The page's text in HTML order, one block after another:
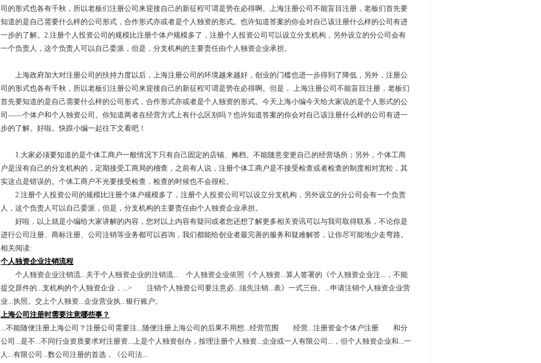
司的形式也各有千秋，所以老板们注册公司来迎接自己的新征程可谓是势在必得啊。上海注册公司不能盲目注册，老板们首先要
知道的是自己需要什么样的公司形式，合作形式亦或者是个人独资的形式。也许知道答案的你会对自己该注册什么样的公司有进
一步的了解。2.注册个人投资公司的规模比注册个体户规模多了，注册个人投资公司可以设立分支机构，另外设立的分公司会有
一个负责人，这个负责人可以自己委派，但是，分支机构的主要责任由个人独资企业承担。
上海政府加大对注册公司的扶持力度以后，上海注册公司的环境越来越好，创业的门槛也进一步得到了降低，另外，注册公
司的形式也各有千秋，所以老板们注册公司来迎接自己的新征程可谓是势在必得啊。但是， 上海注册公司不能盲目注册，老板们
首先要知道的是自己需要什么样的公司形式，合作形式亦或者是个人独资的形式。今天上海小编今天给大家说的是个人形式的公
司——个体户和个人独资公司。你知道两者在经营方式上有什么区别吗？也许知道答案的你会对自己该注册什么样的公司有进一
步的了解。好啦。快跟小编一起往下文看吧！
1.大家必须要知道的是个体工商户一般情况下只有自己固定的店铺、摊档。不能随意变更自己的经营场所；另外，个体工商
户是没有自己的分支机构的，定期接受工商局的稽查，之前有人说，注册个体工商户是不接受检查或者检查的制度相对宽松，其
实这点是错误的。个体工商户不光要接受检查，检查的时候也不会很松。
2.注册个人投资公司的规模比注册个体户规模多了，注册个人投资公司可以设立分支机构，另外设立的分公司会有一个负责
人，这个负责人可以自己委派，但是，分支机构的主要责任由个人独资企业承担。
好啦，以上就是小编给大家讲解的内容，您对以上内容有疑问或者您还想了解更多相关资讯可以与我司取得联系，不论你是
进行公司注册、商标注册、公司注销等业务都可以咨询，我们都能给创业者最完善的服务和疑难解答，让你尽可能地少走弯路。
相关阅读:
个人独资企业注销流程
个人独资企业注销流...关于个人独资企业的注销流... 个人独资企业依照《个人独资...算人签署的《个人独资企业注...，不能
提交原件的...支机构的个人独资企业，...> 注销个人独资公司要注意必...须先注销...表》一式三份。...申请注销个人独资企业营
业...执照。交上个人独资...企业营业执...银行账户。
上海公司注册时需要注意哪些事？
...不能随便注册上海公司？注册公司需要注...随便注册上海公司的后果不用想...经营范围 经营...注册资金个体户注册 和分
公司...是不...不同行业资质要求对注册资...上是个人独资创办，按理注册个人独资...企业或一人有限公司...，但个人独资企业和...一
人...有限公司...数公司注册的首选，《公司法...